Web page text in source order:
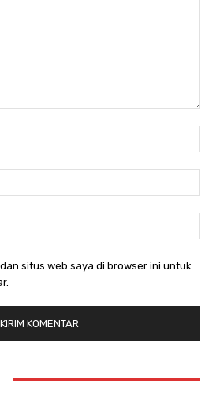
situs web saya di browser ini untuk